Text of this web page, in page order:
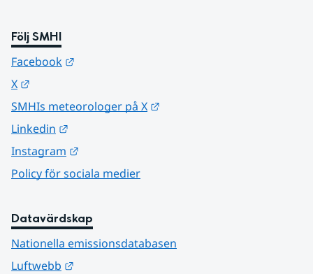
Följ SMHI
Facebook
X
SMHIs meteorologer på X
Linkedin
Instagram
Policy för sociala medier
Datavärdskap
Nationella emissionsdatabasen
Luftwebb